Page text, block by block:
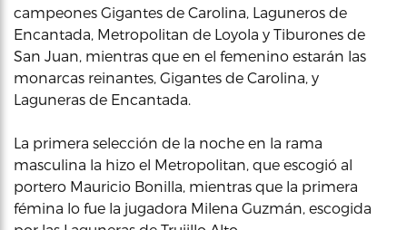
campeones Gigantes de Carolina, Laguneros de
Encantada, Metropolitan de Loyola y Tiburones de
San Juan, mientras que en el femenino estarán las
monarcas reinantes, Gigantes de Carolina, y
Laguneras de Encantada.
La primera selección de la noche en la rama
masculina la hizo el Metropolitan, que escogió al
portero Mauricio Bonilla, mientras que la primera
fémina lo fue la jugadora Milena Guzmán, escogida